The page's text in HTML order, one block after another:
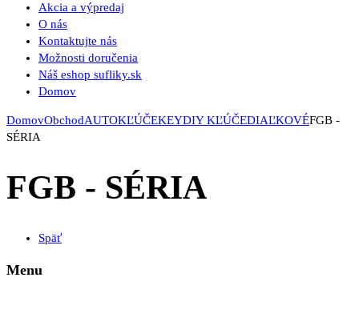
Akcia a výpredaj
O nás
Kontaktujte nás
Možnosti doručenia
Náš eshop sufliky.sk
Domov
DomovObchodAUTOKĽÚČEKEYDIY KĽÚČEDIAĽKOVÉFGB -
SÉRIA
FGB - SÉRIA
Späť
Menu